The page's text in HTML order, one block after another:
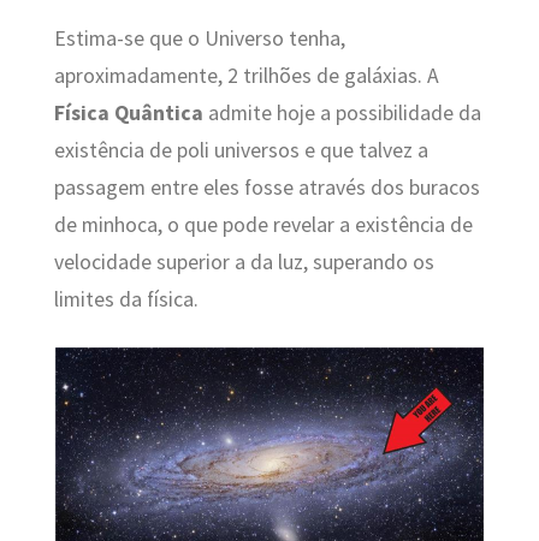
Estima-se que o Universo tenha,
aproximadamente, 2 trilhões de galáxias. A
Física Quântica admite hoje a possibilidade da
existência de poli universos e que talvez a
passagem entre eles fosse através dos buracos
de minhoca, o que pode revelar a existência de
velocidade superior a da luz, superando os
limites da física.